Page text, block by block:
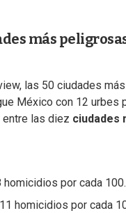
más
las 50 ciudades
México con 12 urbes
las diez ciudades
homicidios por cada
homicidios por cada